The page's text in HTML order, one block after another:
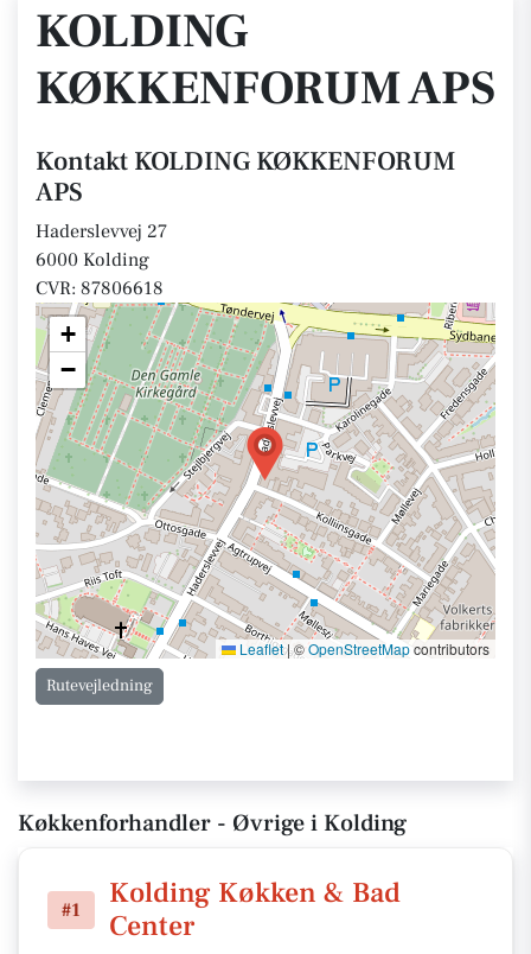
KOLDING
KØKKENFORUM APS
Kontakt KOLDING KØKKENFORUM
APS
Haderslevvej 27
6000 Kolding
CVR: 87806618
+
−
Leaflet|©OpenStreetMapcontributors
Rutevejledning
Køkkenforhandler - Øvrige i Kolding
#1
Kolding Køkken & Bad
Center